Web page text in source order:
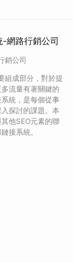
網路行銷公司
銷公司
組成部分，對於提
流量有著關鍵的
統，是每個從事
探討的課題。本
他SEO元素的聯
接系統。